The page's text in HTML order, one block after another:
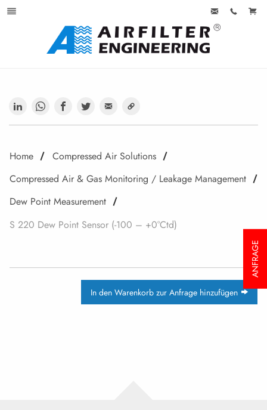
Home
Compressed Air Solutions
Compressed Air & Gas Monitoring / Leakage Management
Dew Point Measurement
S 220 Dew Point Sensor (-100 – +0°Ctd)
In den Warenkorb zur Anfrage hinzufügen
ANFRAGE